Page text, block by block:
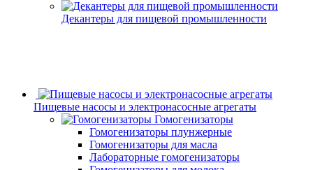
Декантеры для пищевой промышленности
Пищевые насосы и электронасосные агрегаты
Гомогенизаторы
Гомогенизаторы плунжерные
Гомогенизаторы для масла
Лабораторные гомогенизаторы